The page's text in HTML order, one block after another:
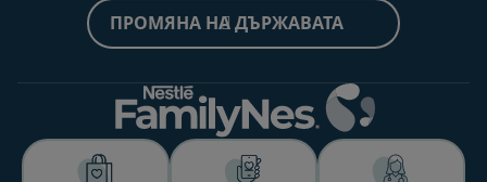
ПРОМЯНА НА ДЪРЖАВАТА